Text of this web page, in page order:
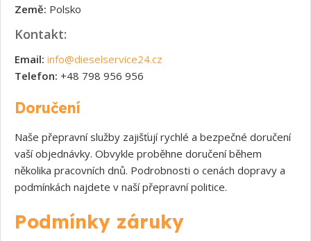
Země: Polsko
Kontakt:
Email: info@dieselservice24.cz
Telefon: +48 798 956 956
Doručení
Naše přepravní služby zajišťují rychlé a bezpečné doručení
vaší objednávky. Obvykle proběhne doručení během
několika pracovních dnů. Podrobnosti o cenách dopravy a
podmínkách najdete v naší přepravní politice.
Podmínky záruky